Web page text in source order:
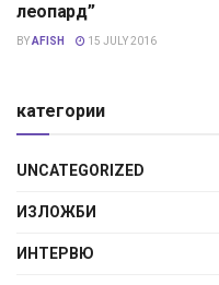
леопард”
BYAFISH 15 JULY 2016
категории
UNCATEGORIZED
ИЗЛОЖБИ
ИНТЕРВЮ